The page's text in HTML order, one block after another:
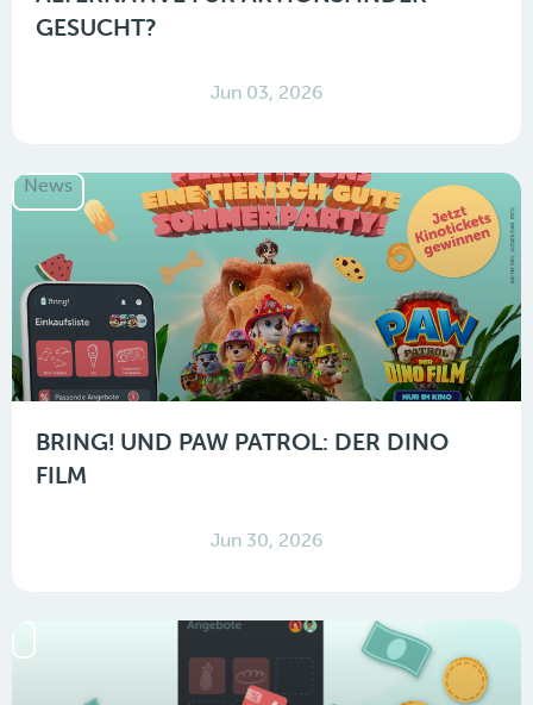
GESUCHT?
Jun 03, 2026
News
BRING! UND PAW PATROL: DER DINO
FILM
Jun 30, 2026